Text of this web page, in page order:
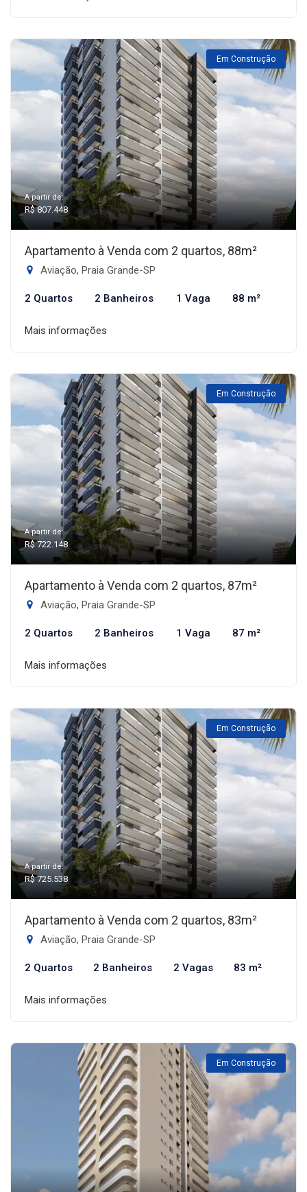
Em Construção
A partir de:
R$ 807.448
Apartamento à Venda com 2 quartos, 88m²
Aviação, Praia Grande-SP
2 Quartos 2 Banheiros 1 Vaga 88 m²
Mais informações
Em Construção
A partir de:
R$ 722.148
Apartamento à Venda com 2 quartos, 87m²
Aviação, Praia Grande-SP
2 Quartos 2 Banheiros 1 Vaga 87 m²
Mais informações
Em Construção
A partir de:
R$ 725.538
Apartamento à Venda com 2 quartos, 83m²
Aviação, Praia Grande-SP
2 Quartos 2 Banheiros 2 Vagas 83 m²
Mais informações
Em Construção